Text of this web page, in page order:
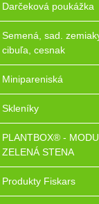
Darčeková poukážka
Semená, sad.
cibuľa, cesnak
Minipareniská
Skleníky
PLANTBOX® -
ZELENÁ STENA
Produkty Fiskars